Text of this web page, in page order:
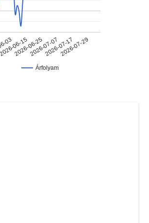
Árfolyam
0306-15
2026-06-252026-07-072026-07-172026-07-29